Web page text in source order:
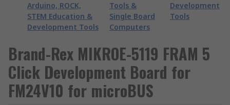
Arduino, ROCK,
STEM Education &
Development Tools
Tools &
Single Board
Computers
Development
Tools
Brand-Rex MIKROE-5119 FRAM 5
Click Development Board for
FM24V10 for microBUS